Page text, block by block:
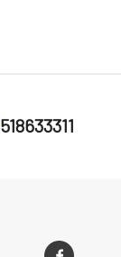
518633311